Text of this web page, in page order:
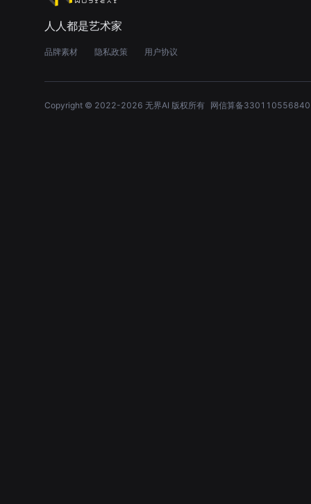
人人都是艺术家
品牌素材 隐私政策 用户协议
Copyright © 2022-2026 无界AI 版权所有 网信算备